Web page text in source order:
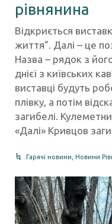
рівнянина
Відкриється
життя”. Далі – це
Назва – рядок з
днієї з київських
виставці будуть
плівку, а потім
загибелі.
«Далі» Кривцов
Гарячі новини ,Новини